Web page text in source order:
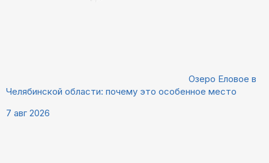
Озеро Еловое в
Челябинской области: почему это особенное место
7 авг 2026